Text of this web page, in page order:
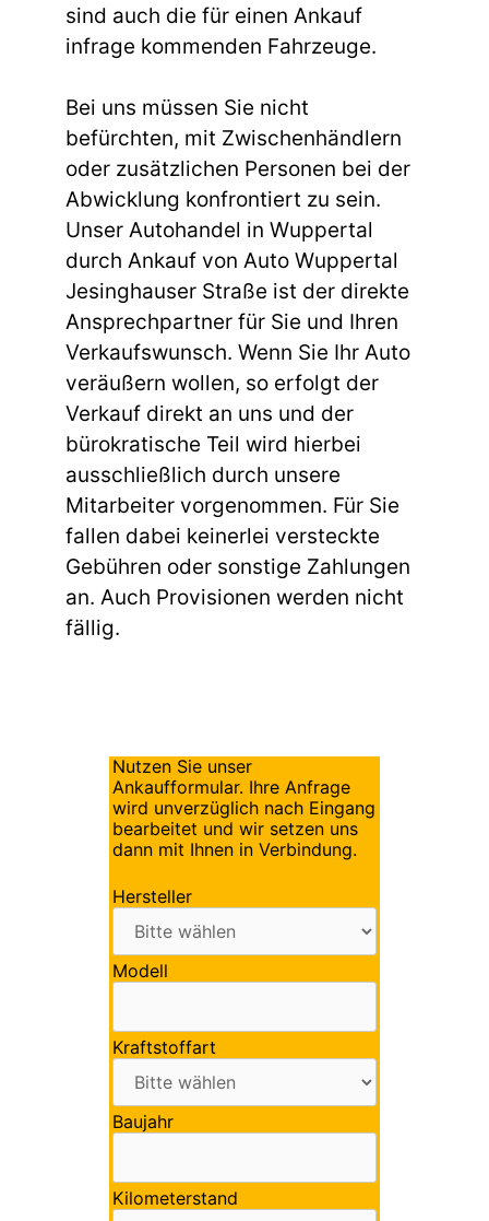
sind auch die für einen Ankauf
infrage kommenden Fahrzeuge.
Bei uns müssen Sie nicht
befürchten, mit Zwischenhändlern
oder zusätzlichen Personen bei der
Abwicklung konfrontiert zu sein.
Unser Autohandel in Wuppertal
durch Ankauf von Auto Wuppertal
Jesinghauser Straße ist der direkte
Ansprechpartner für Sie und Ihren
Verkaufswunsch. Wenn Sie Ihr Auto
veräußern wollen, so erfolgt der
Verkauf direkt an uns und der
bürokratische Teil wird hierbei
ausschließlich durch unsere
Mitarbeiter vorgenommen. Für Sie
fallen dabei keinerlei versteckte
Gebühren oder sonstige Zahlungen
an. Auch Provisionen werden nicht
fällig.
Nutzen Sie unser
Ankaufformular. Ihre Anfrage
wird unverzüglich nach Eingang
bearbeitet und wir setzen uns
dann mit Ihnen in Verbindung.
Hersteller
Modell
Kraftstoffart
Baujahr
Kilometerstand